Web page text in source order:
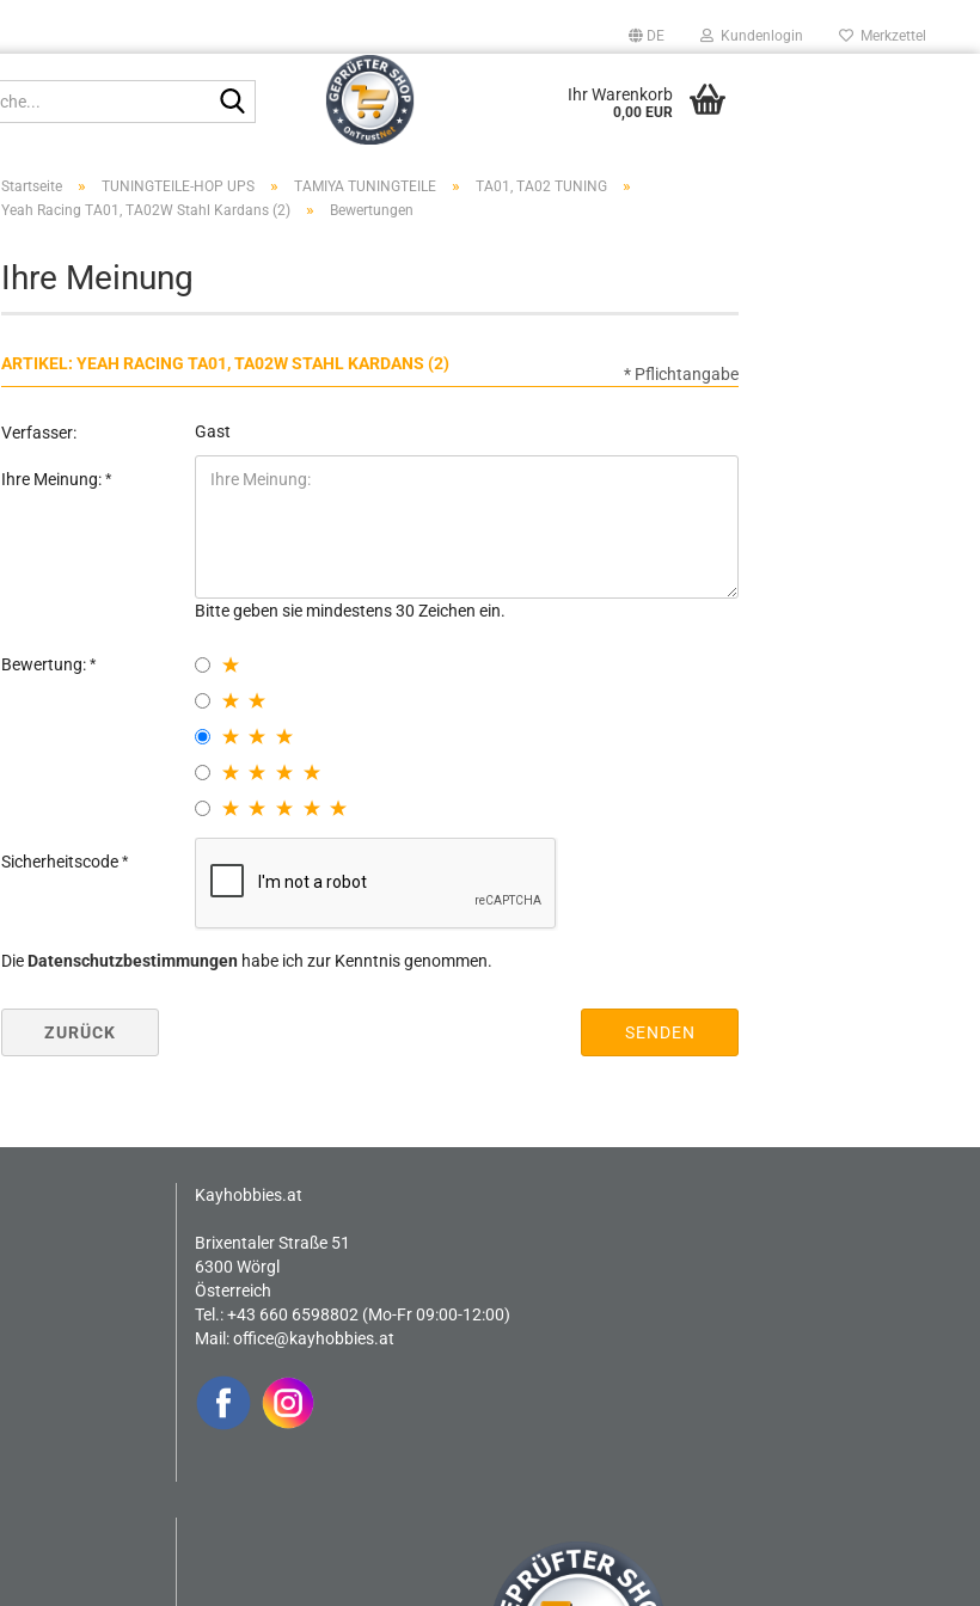
DE Kundenlogin Merkzettel
Ihr Warenkorb
0,00 EUR
Startseite » TUNINGTEILE-HOP UPS » TAMIYA TUNINGTEILE » TA01, TA02 TUNING »
Yeah Racing TA01, TA02W Stahl Kardans (2) » Bewertungen
Ihre Meinung
ARTIKEL: YEAH RACING TA01, TA02W STAHL KARDANS (2)
Verfasser: Gast
Ihre Meinung:
Bitte geben sie mindestens 30 Zeichen ein.
Bewertung:
Sicherheitscode
Die Datenschutzbestimmungen habe ich zur Kenntnis genommen.
ZURÜCK SENDEN
* Pflichtangabe
Kayhobbies.at
Brixentaler Straße 51
6300 Wörgl
Österreich
Tel.: +43 660 6598802 (Mo-Fr 09:00-12:00)
Mail:office@kayhobbies.at